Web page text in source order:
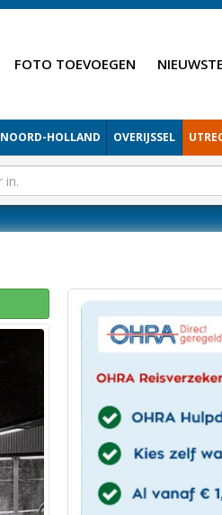
FOTO TOEVOEGEN
NOORD-HOLLAND OVERIJSSEL